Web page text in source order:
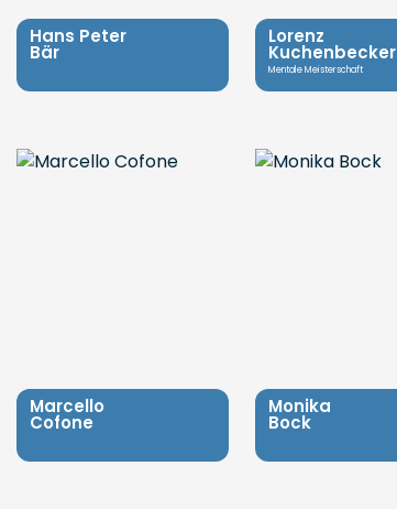
Hans Peter
Bär
Lorenz
Kuchenbecker
Mentale Meisterschaft
Marcello
Cofone
Monika
Bock